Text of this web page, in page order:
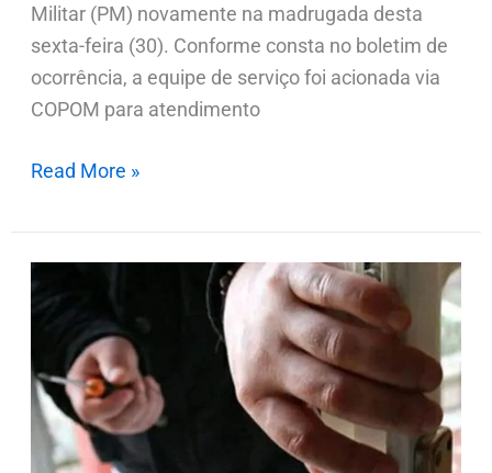
Militar (PM) novamente na madrugada desta
sexta-feira (30). Conforme consta no boletim de
ocorrência, a equipe de serviço foi acionada via
COPOM para atendimento
Read More »
Colégio
Estadual
Ivaiporã
é
alvo